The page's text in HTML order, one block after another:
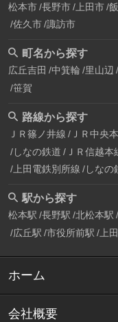
松本市 長野市 上田市
佐久市 諏訪市
町名から探す
広丘吉田 中箕輪 里山辺
笹賀
路線から探す
ＪＲ篠ノ井線 ＪＲ中央
しなの鉄道 ＪＲ信越本
上田電鉄別所線 しなの
駅から探す
松本駅 長野駅 北松本駅
広丘駅 市役所前駅 上
ホーム
会社概要